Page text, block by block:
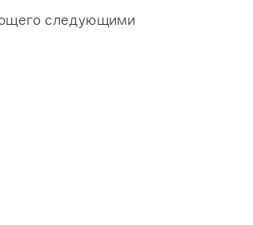
следующими